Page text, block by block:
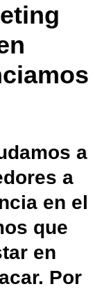
a
a
en el
que
en
Por